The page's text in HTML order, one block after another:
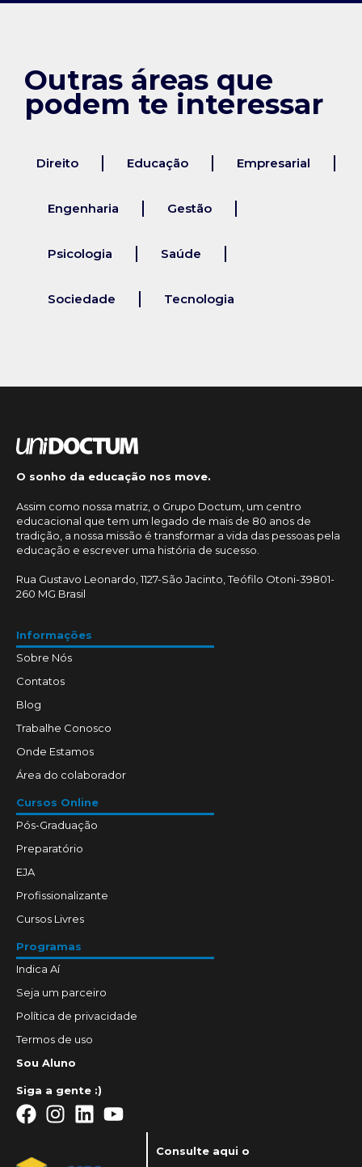
Outras áreas que
podem te interessar
Direito Educação Empresarial
Engenharia Gestão
Psicologia Saúde
Sociedade Tecnologia
O sonho da educação nos move.
Assim como nossa matriz, o Grupo Doctum, um centro
educacional que tem um legado de mais de 80 anos de
tradição, a nossa missão é transformar a vida das pessoas pela
educação e escrever uma história de sucesso.
Rua Gustavo Leonardo, 1127-São Jacinto, Teófilo Otoni-39801-
260 MG Brasil
Informações
Sobre Nós
Contatos
Blog
Trabalhe Conosco
Onde Estamos
Área do colaborador
Cursos Online
Pós-Graduação
Preparatório
EJA
Profissionalizante
Cursos Livres
Programas
Indica Aí
Seja um parceiro
Política de privacidade
Termos de uso
Sou Aluno
Siga a gente :)
Consulte aqui o